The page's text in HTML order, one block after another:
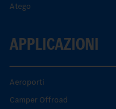
Atego
APPLICAZIONI
Aeroporti
Camper Offroad